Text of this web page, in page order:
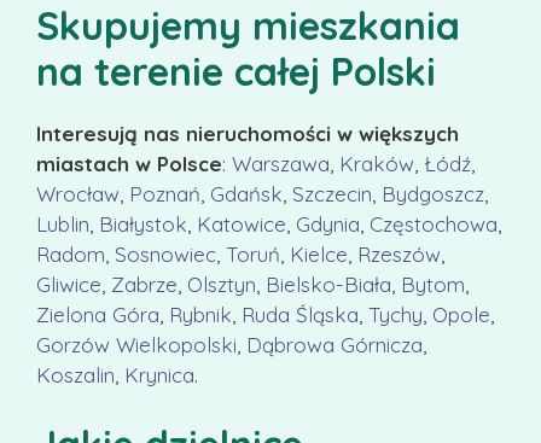
Skupujemy mieszkania
na terenie całej Polski
Interesują nas nieruchomości w większych
miastach w Polsce: Warszawa, Kraków, Łódź,
Wrocław, Poznań, Gdańsk, Szczecin, Bydgoszcz,
Lublin, Białystok, Katowice, Gdynia, Częstochowa,
Radom, Sosnowiec, Toruń, Kielce, Rzeszów,
Gliwice, Zabrze, Olsztyn, Bielsko-Biała, Bytom,
Zielona Góra, Rybnik, Ruda Śląska, Tychy, Opole,
Gorzów Wielkopolski, Dąbrowa Górnicza,
Koszalin, Krynica.